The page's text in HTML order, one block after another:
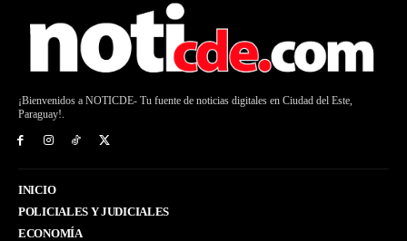
¡Bienvenidos a NOTICDE- Tu fuente de noticias digitales en Ciudad del Este,
Paraguay!.
INICIO
POLICIALES Y JUDICIALES
ECONOMÍA